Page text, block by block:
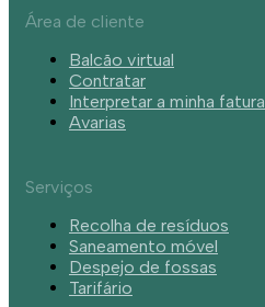
Área de cliente
Balcão virtual
Contratar
Interpretar a minha fatura
Avarias
Serviços
Recolha de resíduos
Saneamento móvel
Despejo de fossas
Tarifário